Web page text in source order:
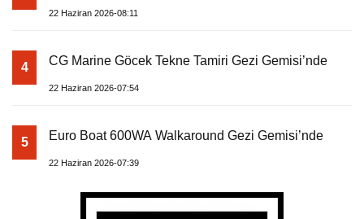
22 Haziran 2026-08:11
4 CG Marine Göcek Tekne Tamiri Gezi Gemisi’nde
22 Haziran 2026-07:54
5 Euro Boat 600WA Walkaround Gezi Gemisi’nde
22 Haziran 2026-07:39